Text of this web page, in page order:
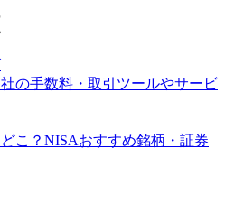
の手数料・取引ツールやサービ
こ？NISAおすすめ銘柄・証券